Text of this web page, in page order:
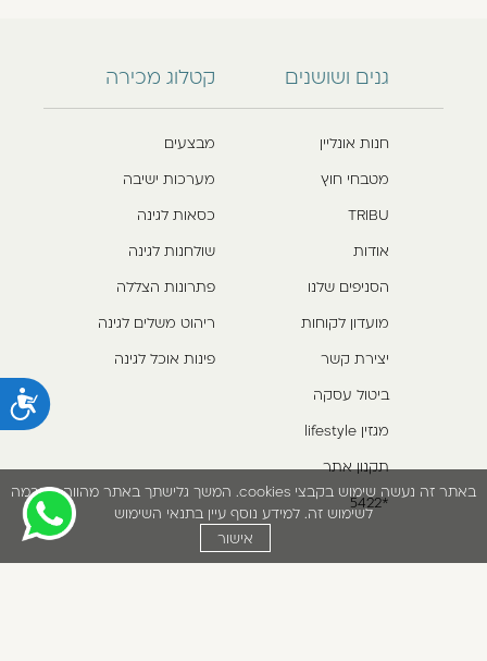
באתר זה נעשה שימוש בקבצי cookies. המשך גלישתך באתר מהווה הסכמה
לשימוש זה. למידע נוסף עיין בתנאי השימוש
אישור
גנים ושושנים
חנות אונליין
מטבחי חוץ
TRIBU
אודות
הסניפים שלנו
מועדון לקוחות
יצירת קשר
ביטול עסקה
מגזין lifestyle
תקנון אתר
*5422
קטלוג מכירה
מבצעים
מערכות ישיבה
כסאות לגינה
שולחנות לגינה
פתרונות הצללה
ריהוט משלים לגינה
פינות אוכל לגינה